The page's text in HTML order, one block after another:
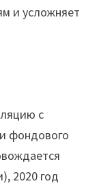
и усложняет
с
фондового
2020 год